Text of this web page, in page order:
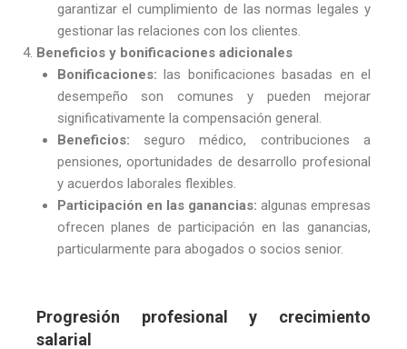
garantizar el cumplimiento de las normas legales y
gestionar las relaciones con los clientes.
Beneficios y bonificaciones adicionales
Bonificaciones: las bonificaciones basadas en el
desempeño son comunes y pueden mejorar
significativamente la compensación general.
Beneficios: seguro médico, contribuciones a
pensiones, oportunidades de desarrollo profesional
y acuerdos laborales flexibles.
Participación en las ganancias: algunas empresas
ofrecen planes de participación en las ganancias,
particularmente para abogados o socios senior.
Progresión profesional y crecimiento
salarial